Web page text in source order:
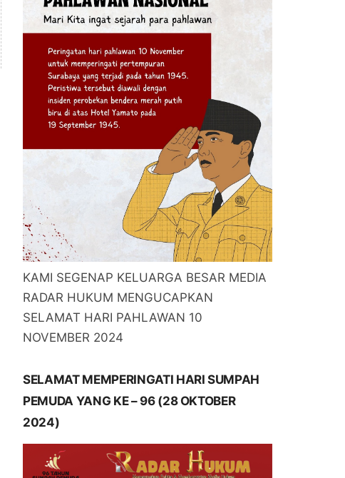
KAMI SEGENAP KELUARGA BESAR MEDIA
RADAR HUKUM MENGUCAPKAN
SELAMAT HARI PAHLAWAN 10
NOVEMBER 2024
SELAMAT MEMPERINGATI HARI SUMPAH
PEMUDA YANG KE – 96 (28 OKTOBER
2024)